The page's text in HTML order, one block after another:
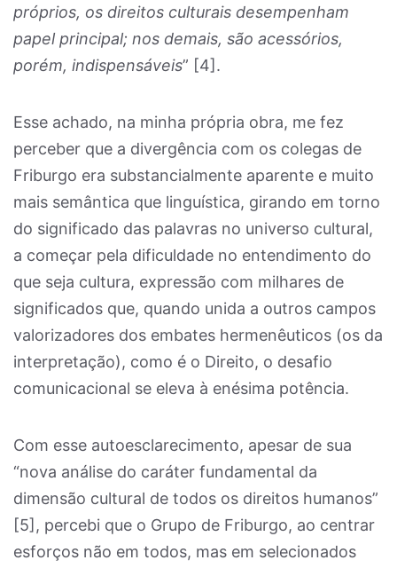
próprios, os direitos culturais desempenham
papel principal; nos demais, são acessórios,
porém, indispensáveis” [4] .
Esse achado, na minha própria obra, me fez
perceber que a divergência com os colegas de
Friburgo era substancialmente aparente e muito
mais semântica que linguística, girando em torno
do significado das palavras no universo cultural,
a começar pela dificuldade no entendimento do
que seja cultura, expressão com milhares de
significados que, quando unida a outros campos
valorizadores dos embates hermenêuticos (os da
interpretação), como é o Direito, o desafio
comunicacional se eleva à enésima potência.
Com esse autoesclarecimento, apesar de sua
“nova análise do caráter fundamental da
dimensão cultural de todos os direitos humanos”
[5] , percebi que o Grupo de Friburgo, ao centrar
esforços não em todos, mas em selecionados